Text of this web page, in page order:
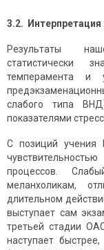
3.2.
Результаты
статистически
темперамента и
слабого типа
показателями
С позиций учения
процессов.
меланхоликам,
длительном
выступает сам
третьей стадии
наступает